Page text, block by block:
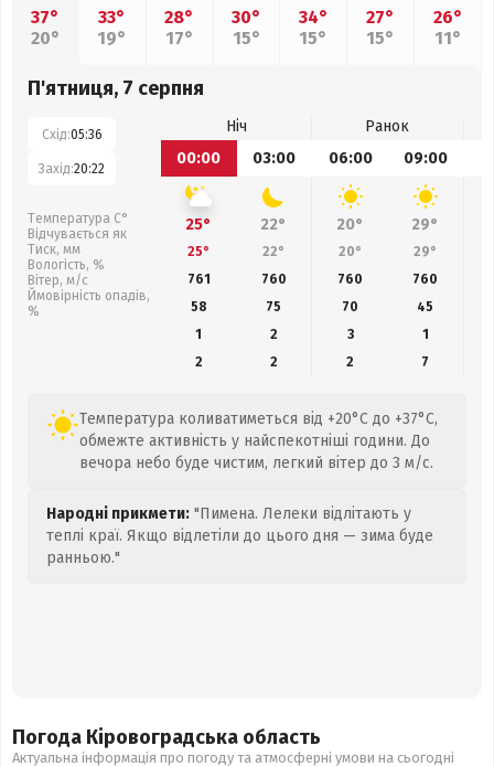
37°
20°
33°
19°
28°
17°
30°
15°
34°
15°
27°
15°
26°
11°
П'ятниця, 7 серпня
Схід:05:36
Захід:20:22
Температура С°
Відчувається як
Тиск, мм
Вологість, %
Вітер, м/с
Ймовірність опадів,
%
Ніч
Ранок
00:00
03:00 06:00 09:00
25° 22° 20° 29°
25° 22° 20° 29°
761
760 760 760
58
75 70 45
1
2 3
1
2
2 2 7
Температура коливатиметься від +20°C до +37°C,
обмежте активність у найспекотніші години. До
вечора небо буде чистим, легкий вітер до 3 м/с.
Народні прикмети: "Пимена. Лелеки відлітають у
теплі краї. Якщо відлетіли до цього дня — зима буде
ранньою."
Погода Кіровоградська область
Актуальна інформація про погоду та атмосферні умови на сьогодні